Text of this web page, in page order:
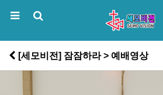
[세모비전] 잠잠하라 > 예배영상